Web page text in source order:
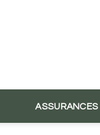
ASSURANCES